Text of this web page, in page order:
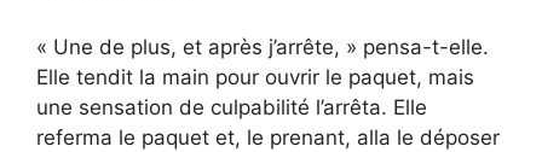
« Une de plus, et après j’arrête, » pensa-t-elle.
Elle tendit la main pour ouvrir le paquet, mais
une sensation de culpabilité l’arrêta. Elle
referma le paquet et, le prenant, alla le déposer